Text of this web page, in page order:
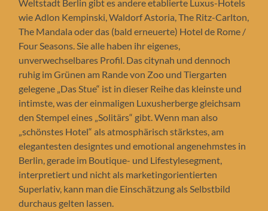
Weltstadt Berlin gibt es andere etablierte Luxus-Hotels
wie Adlon Kempinski, Waldorf Astoria, The Ritz-Carlton,
The Mandala oder das (bald erneuerte) Hotel de Rome /
Four Seasons. Sie alle haben ihr eigenes,
unverwechselbares Profil. Das citynah und dennoch
ruhig im Grünen am Rande von Zoo und Tiergarten
gelegene „Das Stue“ ist in dieser Reihe das kleinste und
intimste, was der einmaligen Luxusherberge gleichsam
den Stempel eines „Solitärs“ gibt. Wenn man also
„schönstes Hotel“ als atmosphärisch stärkstes, am
elegantesten designtes und emotional angenehmstes in
Berlin, gerade im Boutique- und Lifestylesegment,
interpretiert und nicht als marketingorientierten
Superlativ, kann man die Einschätzung als Selbstbild
durchaus gelten lassen.